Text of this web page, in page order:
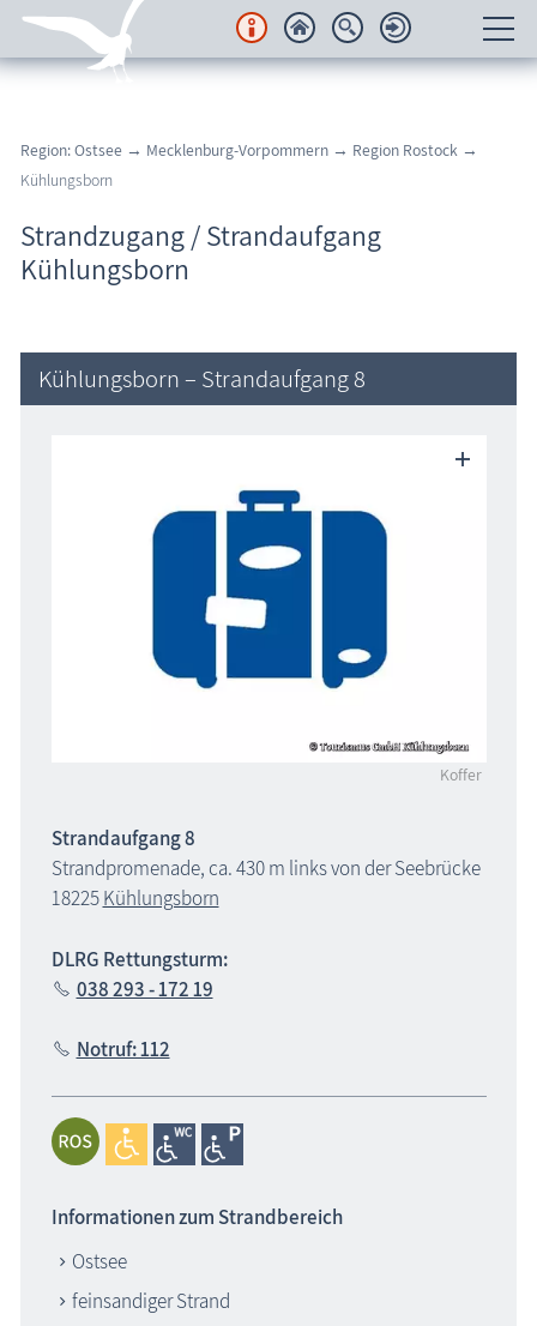
Regionales
Urlaubsorte
Karten
Wissenswertes
Region: Ostsee → Mecklenburg-Vorpommern → Region Rostock →
Kühlungsborn
Strandzugang / Strandaufgang
Kühlungsborn
Kühlungsborn – Strandaufgang 8
Koffer
Strandaufgang 8
Strandpromenade, ca. 430 m links von der Seebrücke
18225Kühlungsborn
DLRG Rettungsturm:
038 293 - 172 19
Notruf: 112
Informationen zum Strandbereich
Ostsee
feinsandiger Strand